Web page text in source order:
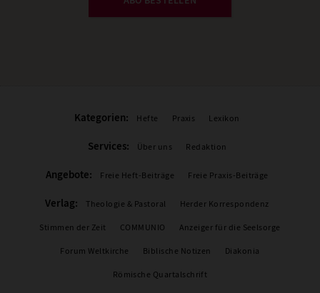
Kategorien: Hefte Praxis Lexikon
Services: Über uns Redaktion
Angebote: Freie Heft-Beiträge Freie Praxis-Beiträge
Verlag: Theologie & Pastoral Herder Korrespondenz
Stimmen der Zeit COMMUNIO Anzeiger für die Seelsorge
Forum Weltkirche Biblische Notizen Diakonia
Römische Quartalschrift